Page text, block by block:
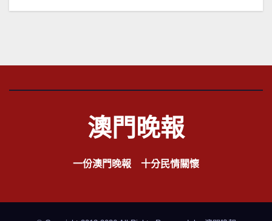
覽
澳門晚報
一份澳門晚報 十分民情關懷